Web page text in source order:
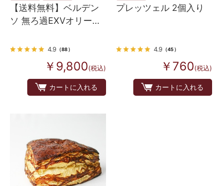
【送料無料】ベルデン
ソ 無ろ過EXVオリーブ
4.9 （88）
￥9,800(税込)
カートに入れる
プレッツェル 2個入り
4.9 （45）
￥760(税込)
カートに入れる